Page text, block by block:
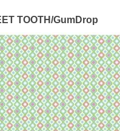
TOOTH/GumDrop